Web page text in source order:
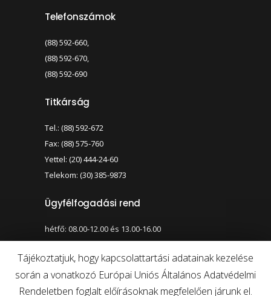
Telefonszámok
(88) 592-660,
(88) 592-670,
(88) 592-690
Titkárság
Tel.: (88) 592-672
Fax: (88) 575-760
Yettel: (20) 444-24-60
Telekom: (30) 385-9873
Ügyfélfogadási rend
hétfő: 08.00-12.00 és 13.00-16.00
szerda: 08.00-12.00 és 13.00-17.00
Nagy kontraszt váltása
Betűméret váltása
Tájékoztatjuk, hogy kapcsolattartási adatainak kezelése
során a vonatkozó Európai Uniós Általános Adatvédelmi
Rendeletben foglalt előírásoknak megfelelően járunk el.